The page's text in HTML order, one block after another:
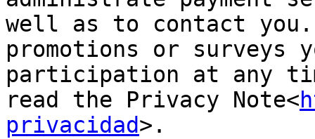
well as to contact
promotions or surveys
participation at any
read the Privacy Note<
privacidad>.